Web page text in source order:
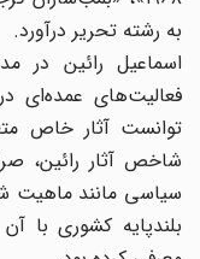
به رشته تحریر درآورد.
اسماعیل رائین در
فعالیت‌های عمده‌ای
توانست آثار خاص
شاخص آثار رائین،
سیاسی مانند ماهیت
بلندپایه کشوری با آن